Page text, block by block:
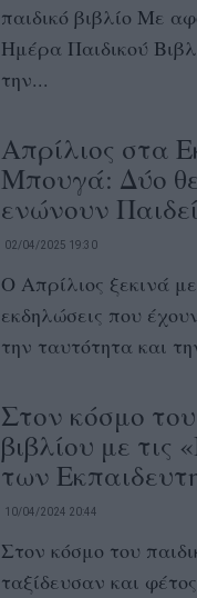
παιδικό βιβλίο Με
Ημέρα Παιδικού
την...
Απρίλιος στα
Μπουγά: Δύο
ενώνουν
02/04/2025 19:30
Ο Απρίλιος ξεκινά
εκδηλώσεις που
την ταυτότητα και
Στον κόσμο
βιβλίου με τις
των
10/04/2024 20:44
Στον κόσμο του
ταξίδευσαν και